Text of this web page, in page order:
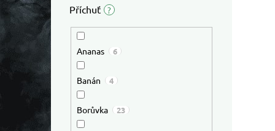
Příchuť ?
Ananas 6
Banán 4
Borůvka 23